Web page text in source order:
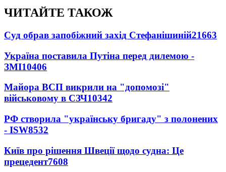
ЧИТАЙТЕ ТАКОЖ
Суд обрав запобіжний захід Стефанішиній21663
Україна поставила Путіна перед дилемою -
ЗМІ10406
Майора ВСП викрили на "допомозі"
військовому в СЗЧ10342
РФ створила "українську бригаду" з полонених
- ISW8532
Київ про рішення Швеції щодо судна: Це
прецедент7608